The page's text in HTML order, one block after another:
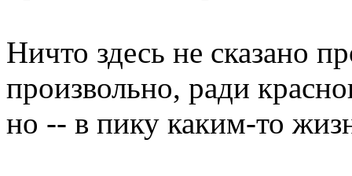
Ничто здесь не сказано
произвольно, ради
но -- в пику каким-то